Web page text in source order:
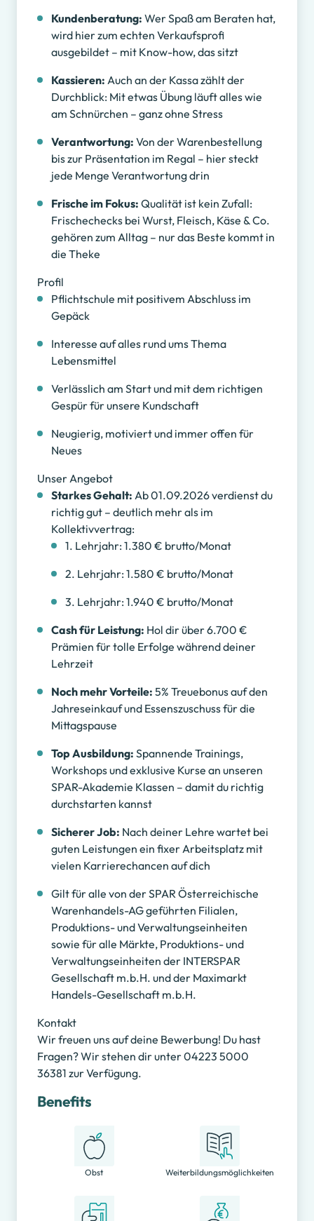
Kundenberatung: Wer Spaß am Beraten hat,
wird hier zum echten Verkaufsprofi
ausgebildet – mit Know-how, das sitzt
Kassieren: Auch an der Kassa zählt der
Durchblick: Mit etwas Übung läuft alles wie
am Schnürchen – ganz ohne Stress
Verantwortung: Von der Warenbestellung
bis zur Präsentation im Regal – hier steckt
jede Menge Verantwortung drin
Frische im Fokus: Qualität ist kein Zufall:
Frischechecks bei Wurst, Fleisch, Käse & Co.
gehören zum Alltag – nur das Beste kommt in
die Theke
Profil
Pflichtschule mit positivem Abschluss im
Gepäck
Interesse auf alles rund ums Thema
Lebensmittel
Verlässlich am Start und mit dem richtigen
Gespür für unsere Kundschaft
Neugierig, motiviert und immer offen für
Neues
Unser Angebot
Starkes Gehalt: Ab 01.09.2026 verdienst du
richtig gut – deutlich mehr als im
Kollektivvertrag:
1. Lehrjahr: 1.380 € brutto/Monat
2. Lehrjahr: 1.580 € brutto/Monat
3. Lehrjahr: 1.940 € brutto/Monat
Cash für Leistung: Hol dir über 6.700 €
Prämien für tolle Erfolge während deiner
Lehrzeit
Noch mehr Vorteile: 5% Treuebonus auf den
Jahreseinkauf und Essenszuschuss für die
Mittagspause
Top Ausbildung: Spannende Trainings,
Workshops und exklusive Kurse an unseren
SPAR-Akademie Klassen – damit du richtig
durchstarten kannst
Sicherer Job: Nach deiner Lehre wartet bei
guten Leistungen ein fixer Arbeitsplatz mit
vielen Karrierechancen auf dich
Gilt für alle von der SPAR Österreichische
Warenhandels-AG geführten Filialen,
Produktions- und Verwaltungseinheiten
sowie für alle Märkte, Produktions- und
Verwaltungseinheiten der INTERSPAR
Gesellschaft m.b.H. und der Maximarkt
Handels-Gesellschaft m.b.H.
Kontakt
Wir freuen uns auf deine Bewerbung! Du hast
Fragen? Wir stehen dir unter 04223 5000
36381 zur Verfügung.
Benefits
Obst Weiterbildungsmöglichkeiten